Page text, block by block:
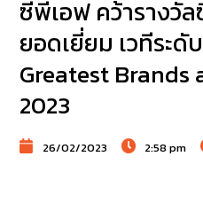
ซีพีเอฟ คว้ารางวั
ยอดเยี่ยม เวทีระดั
Greatest Brands
2023
26/02/2023 2:58 pm